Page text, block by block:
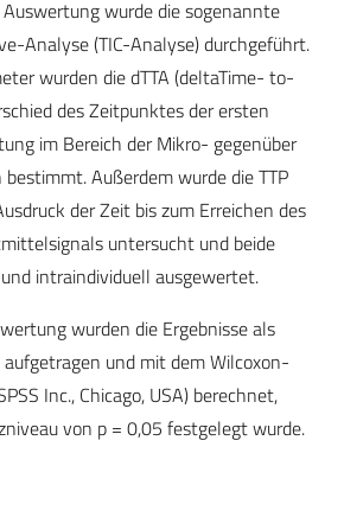
wurde die sogenannte
Analyse (TIC-Analyse) durchgeführt.
wurden die dTTA (deltaTime- to-
des Zeitpunktes der ersten
im Bereich der Mikro- gegenüber
Außerdem wurde die TTP
der Zeit bis zum Erreichen des
untersucht und beide
intraindividuell ausgewertet.
wurden die Ergebnisse als
und mit dem Wilcoxon-
Inc., Chicago, USA) berechnet,
von p = 0,05 festgelegt wurde.